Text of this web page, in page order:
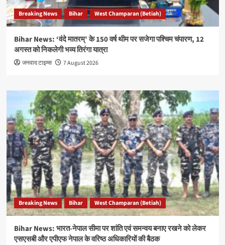
Breaking News Bihar West Champaran (Betiah)
Bihar News: ‘वंदे मातरम्’ के 150 वर्ष थीम पर सजेगा पश्चिम चंपारण, 12
अगस्त को निकलेगी भव्य तिरंगा यात्रा
जनवाद टाइम्स 7 August 2026
Breaking News Bihar West Champaran (Betiah)
Bihar News: भारत-नेपाल सीमा पर शांति एवं समन्वय बनाए रखने को लेकर
एसएसबी और एपीएफ नेपाल के वरिष्ठ अधिकारियों की बैठक